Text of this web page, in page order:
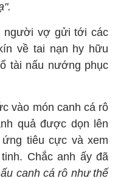
người vợ gửi tới các
về tai nạn hy hữu
tài nấu nướng phục
vào món canh cá rô
quả được dọn lên
tiêu cực và xem
Chắc anh ấy đã
canh cá rô như thế